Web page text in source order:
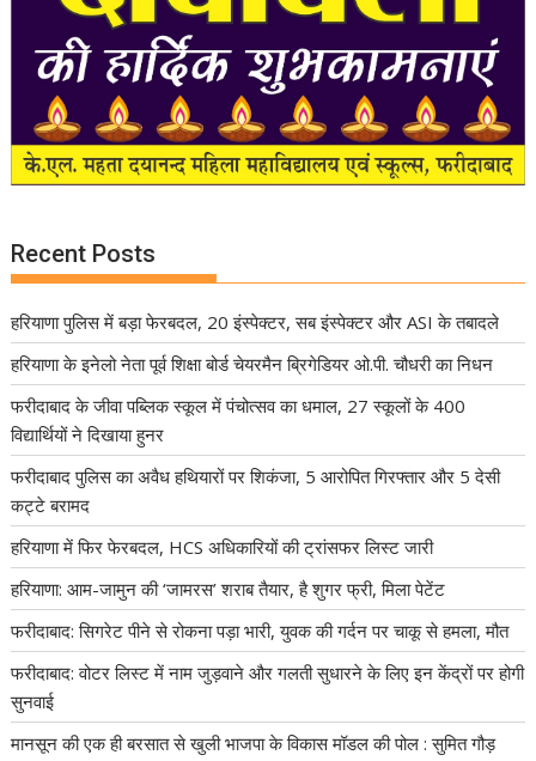
Recent Posts
हरियाणा पुलिस में बड़ा फेरबदल, 20 इंस्पेक्टर, सब इंस्पेक्टर और ASI के तबादले
हरियाणा के इनेलो नेता पूर्व शिक्षा बोर्ड चेयरमैन ब्रिगेडियर ओ.पी. चौधरी का निधन
फरीदाबाद के जीवा पब्लिक स्कूल में पंचोत्सव का धमाल, 27 स्कूलों के 400
विद्यार्थियों ने दिखाया हुनर
फरीदाबाद पुलिस का अवैध हथियारों पर शिकंजा, 5 आरोपित गिरफ्तार और 5 देसी
कट्टे बरामद
हरियाणा में फिर फेरबदल, HCS अधिकारियों की ट्रांसफर लिस्ट जारी
हरियाणा: आम-जामुन की ‘जामरस’ शराब तैयार, है शुगर फ्री, मिला पेटेंट
फरीदाबाद: सिगरेट पीने से रोकना पड़ा भारी, युवक की गर्दन पर चाकू से हमला, मौत
फरीदाबाद: वोटर लिस्ट में नाम जुड़वाने और गलती सुधारने के लिए इन केंद्रों पर होगी
सुनवाई
मानसून की एक ही बरसात से खुली भाजपा के विकास मॉडल की पोल : सुमित गौड़